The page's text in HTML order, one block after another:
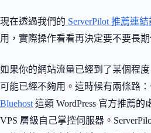
現在透過我們的 ServerPilot 推薦連
用，實際操作看看再決定要不要長期
如果你的網站流量已經到了某個程
可能已經不夠用。這時候有兩條路
Bluehost這類 WordPress 官方推薦的
VPS 層級自己掌控伺服器。